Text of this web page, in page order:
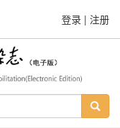
登录 | 注册